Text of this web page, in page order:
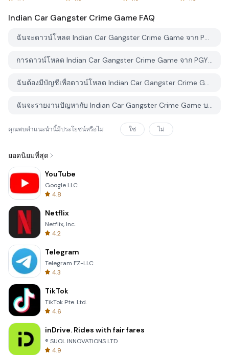
Indian Car Gangster Crime Game FAQ
ฉันจะดาวน์โหลด Indian Car Gangster Crime Game จาก PGYER APK HUB อย่างไร?
การดาวน์โหลด Indian Car Gangster Crime Game จาก PGYER APK HUB ฟรีหรือไม่?
ฉันต้องมีบัญชีเพื่อดาวน์โหลด Indian Car Gangster Crime Game จาก PGYER APK HUB หรือไม่?
ฉันจะรายงานปัญหากับ Indian Car Gangster Crime Game บน PGYER APK HUB ได้อย่างไร?
คุณพบคำแนะนำนี้มีประโยชน์หรือไม่ ใช่ ไม่
ยอดนิยมที่สุด
YouTube
Google LLC
4.8
Netflix
Netflix, Inc.
4.2
Telegram
Telegram FZ-LLC
4.3
TikTok
TikTok Pte. Ltd.
4.6
inDrive. Rides with fair fares
® SUOL INNOVATIONS LTD
4.9